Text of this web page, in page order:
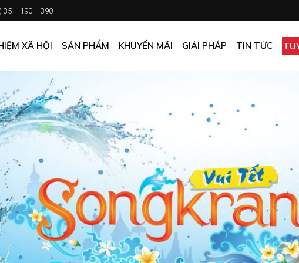
35 – 190 – 390
XÃ HỘI SẢN PHẨM KHUYẾN MÃI
ẤN PHẨM KHUYẾN MÃI
MUA ONLINE GIÁ TỐT
GIÁ TỐT CHO DOANH NGHIỆP
GIẢI PHÁP
NHÀ HÀNG
CĂN TIN
NHÀ MÁY
TẠP HÓA
TIN TỨC
CHƯƠNG TRÌNH KHUYẾN MÃI
ẤN PHẨM KHUYẾN MÃI
KHÁCH SẠN
NHÀ HÀNG
NHÀ MÁY
TẠP HÓA